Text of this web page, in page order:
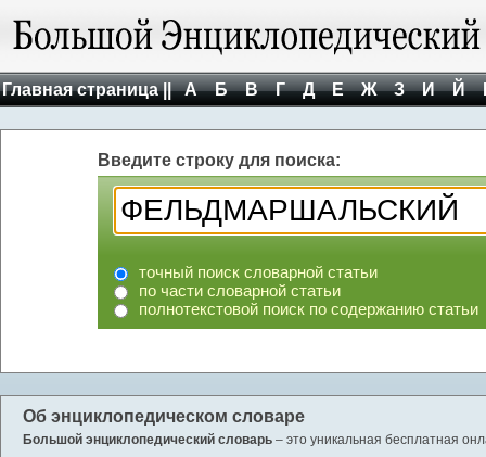
Главная страница || А Б В Г Д Е Ж З И Й
Введите строку для поиска:
точный поиск словарной статьи
по части словарной статьи
полнотекстовой поиск по содержанию статьи
Об энциклопедическом словаре
Большой энциклопедический словарь – это уникальная бесплатная